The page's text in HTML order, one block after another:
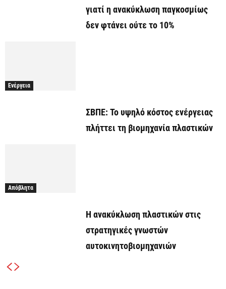
γιατί η ανακύκλωση παγκοσμίως
δεν φτάνει ούτε το 10%
Ενέργεια
ΣΒΠΕ: Το υψηλό κόστος ενέργειας
πλήττει τη βιομηχανία πλαστικών
Απόβλητα
Η ανακύκλωση πλαστικών στις
στρατηγικές γνωστών
αυτοκινητοβιομηχανιών